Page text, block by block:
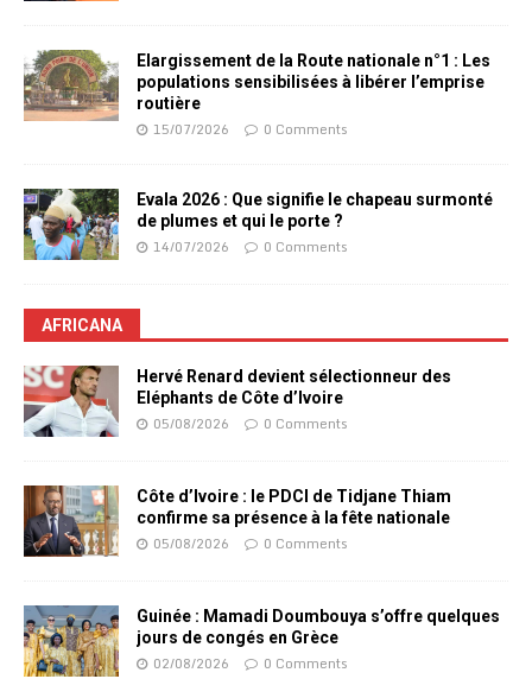
Elargissement de la Route nationale n°1 : Les
populations sensibilisées à libérer l’emprise
routière
15/07/2026 0 Comments
Evala 2026 : Que signifie le chapeau surmonté
de plumes et qui le porte ?
14/07/2026 0 Comments
AFRICANA
Hervé Renard devient sélectionneur des
Eléphants de Côte d’Ivoire
05/08/2026 0 Comments
Côte d’Ivoire : le PDCI de Tidjane Thiam
confirme sa présence à la fête nationale
05/08/2026 0 Comments
Guinée : Mamadi Doumbouya s’offre quelques
jours de congés en Grèce
02/08/2026 0 Comments